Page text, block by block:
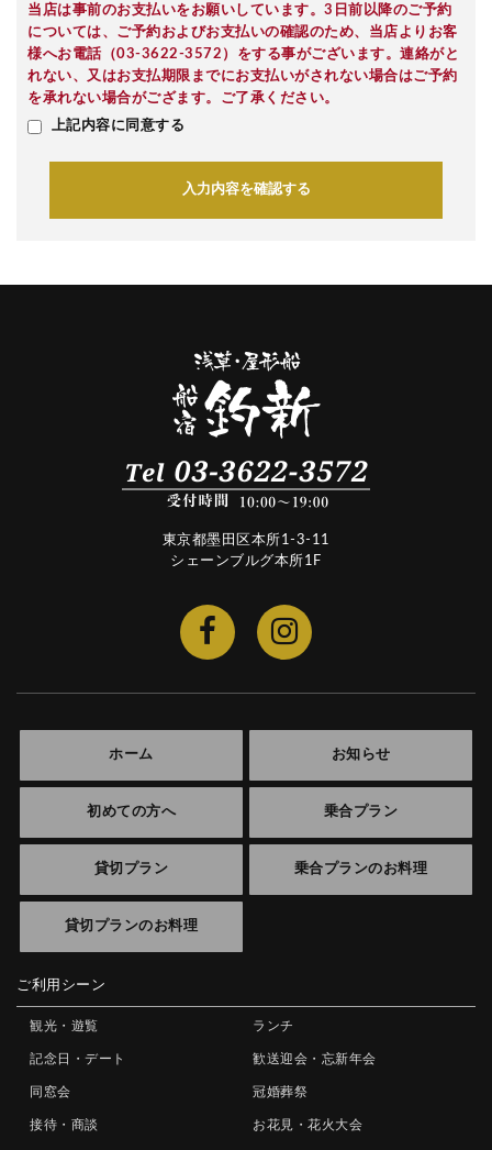
当店は事前のお支払いをお願いしています。3日前以降のご予約
については、ご予約およびお支払いの確認のため、当店よりお客
様へお電話（03-3622-3572）をする事がございます。連絡がと
れない、又はお支払期限までにお支払いがされない場合はご予約
を承れない場合がござます。ご了承ください。
上記内容に同意する
入力内容を確認する
東京都墨田区本所1-3-11
シェーンブルグ本所1F
ホーム お知らせ
初めての方へ 乗合プラン
貸切プラン 乗合プランのお料理
貸切プランのお料理
ご利用シーン
観光・遊覧 ランチ
記念日・デート 歓送迎会・忘新年会
同窓会 冠婚葬祭
接待・商談 お花見・花火大会